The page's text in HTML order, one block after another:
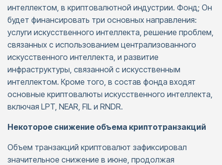
интеллектом, в криптовалютной индустрии. Фонд; Он
будет финансировать три основных направления:
услуги искусственного интеллекта, решение проблем,
связанных с использованием централизованного
искусственного интеллекта, и развитие
инфраструктуры, связанной с искусственным
интеллектом. Кроме того, в состав фонда входят
основные криптовалюты искусственного интеллекта,
включая LPT, NEAR, FIL и RNDR.
Некоторое снижение объема криптотранзакций
Объем транзакций криптовалют зафиксировал
значительное снижение в июне, продолжая